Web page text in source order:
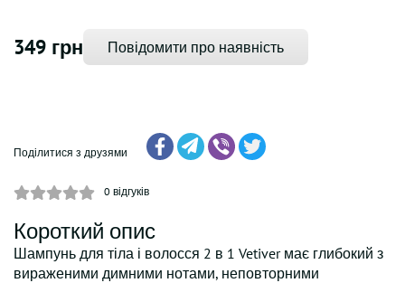
349 грн Повідомити про наявність
Поділитися з друзями
0 відгуків
Короткий опис
Шампунь для тіла і волосся 2 в 1 Vetiver має глибокий з
вираженими димними нотами, неповторними